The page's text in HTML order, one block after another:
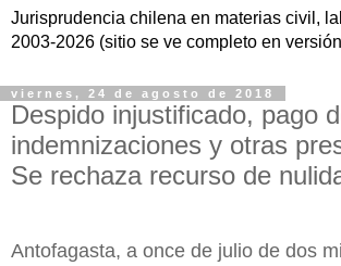
Jurisprudencia chilena en materias civil,
2003-2026 (sitio se ve completo en
viernes, 24 de agosto de 2018
Despido injustificado, pago
indemnizaciones y otras
Se rechaza recurso de
Antofagasta, a once de julio de dos